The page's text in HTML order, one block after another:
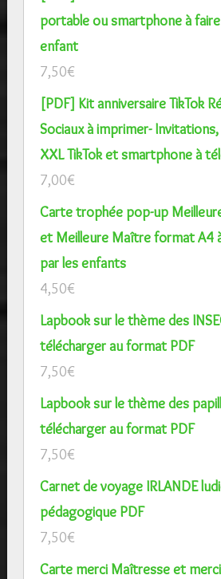
portable ou smartphone à
enfant
7,50€
[PDF] Kit anniversaire TikTok
Sociaux à imprimer-
XXL TikTok et smartphone à
7,00€
Carte trophée pop-up
et Meilleure Maître format A4
par les enfants
4,50€
Lapbook sur le thème des
télécharger au format PDF
7,50€
Lapbook sur le thème des
télécharger au format PDF
7,50€
Carnet de voyage IRLANDE
pédagogique PDF
7,50€
Carte merci Maîtresse et